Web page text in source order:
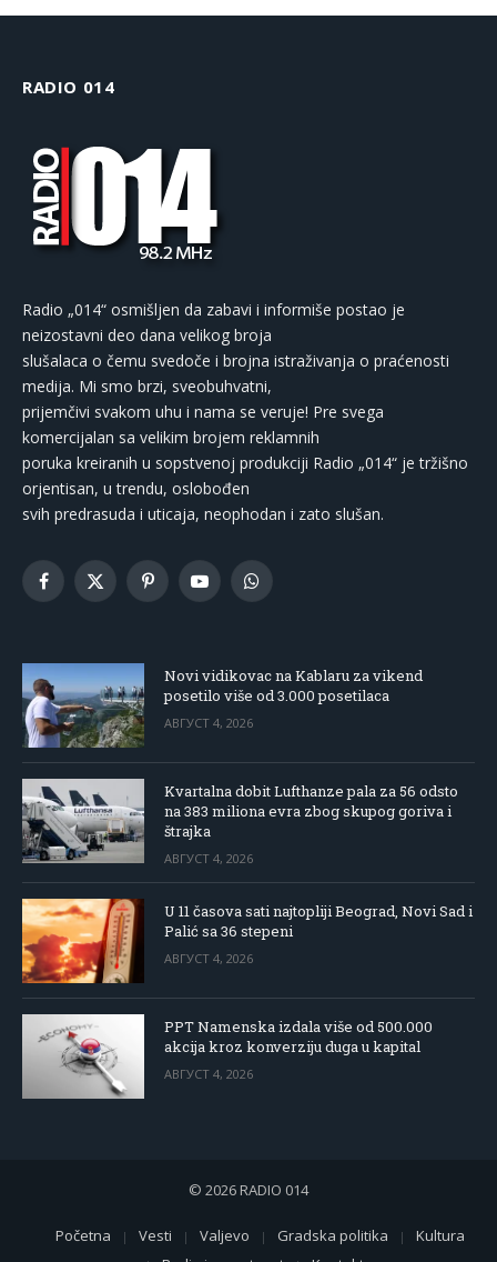
RADIO 014
Radio „014“ osmišljen da zabavi i informiše postao je
neizostavni deo dana velikog broja
slušalaca o čemu svedoče i brojna istraživanja o praćenosti
medija. Mi smo brzi, sveobuhvatni,
prijemčivi svakom uhu i nama se veruje! Pre svega
komercijalan sa velikim brojem reklamnih
poruka kreiranih u sopstvenoj produkciji Radio „014“ je tržišno
orjentisan, u trendu, oslobođen
svih predrasuda i uticaja, neophodan i zato slušan.
Facebook
X
PinterestYouTubeWhatsApp
Novi vidikovac na Kablaru za vikend
posetilo više od 3.000 posetilaca
АВГУСТ 4, 2026
Kvartalna dobit Lufthanze pala za 56 odsto
na 383 miliona evra zbog skupog goriva i
štrajka
АВГУСТ 4, 2026
U 11 časova sati najtopliji Beograd, Novi Sad i
Palić sa 36 stepeni
АВГУСТ 4, 2026
PPT Namenska izdala više od 500.000
akcija kroz konverziju duga u kapital
АВГУСТ 4, 2026
© 2026 RADIO 014
Početna Vesti Valjevo Gradska politika
Kultura